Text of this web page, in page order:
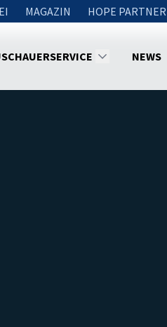
MAGAZIN HOPE PARTNER
NEWS